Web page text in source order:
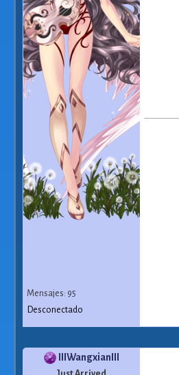
Mensajes: 95
Desconectado
IIIWangxianIII